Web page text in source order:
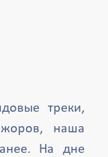
треки,
наша
На дне